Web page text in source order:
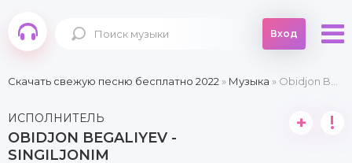
Вход
Скачать свежую песню бесплатно 2022 » Музыка » Obidjon Begaliyev - Singiljonim
ИСПОЛНИТЕЛЬ
OBIDJON BEGALIYEV -
SINGILJONIM
+ !